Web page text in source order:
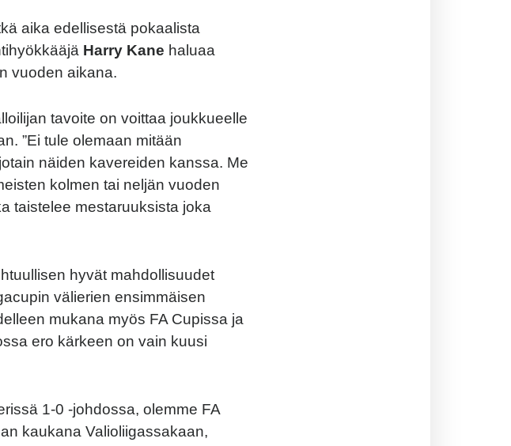
aika edellisestä pokaalista
Harry Kane haluaa
vuoden aikana.
tavoite on voittaa joukkueelle
”Ei tule olemaan mitään
näiden kavereiden kanssa. Me
kolmen tai neljän vuoden
taistelee mestaruuksista joka
hyvät mahdollisuudet
välierien ensimmäisen
mukana myös FA Cupissa ja
ero kärkeen on vain kuusi
1-0 -johdossa, olemme FA
kaukana Valioliigassakaan,